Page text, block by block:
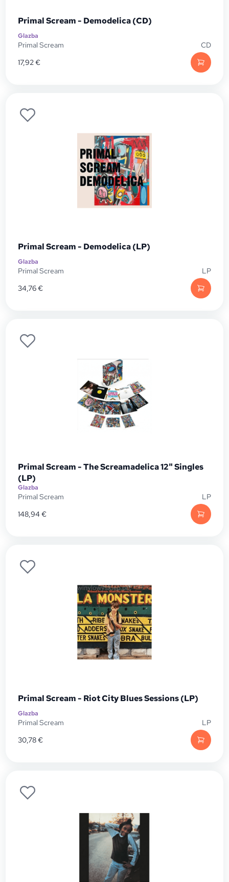
Primal Scream - Demodelica (CD)
Glazba
Primal Scream
CD
17,92€
Primal Scream - Demodelica (LP)
Glazba
Primal Scream
LP
34,76€
Primal Scream - The Screamadelica 12" Singles
(LP)
Glazba
Primal Scream
LP
148,94€
Primal Scream - Riot City Blues Sessions (LP)
Glazba
Primal Scream
LP
30,78€